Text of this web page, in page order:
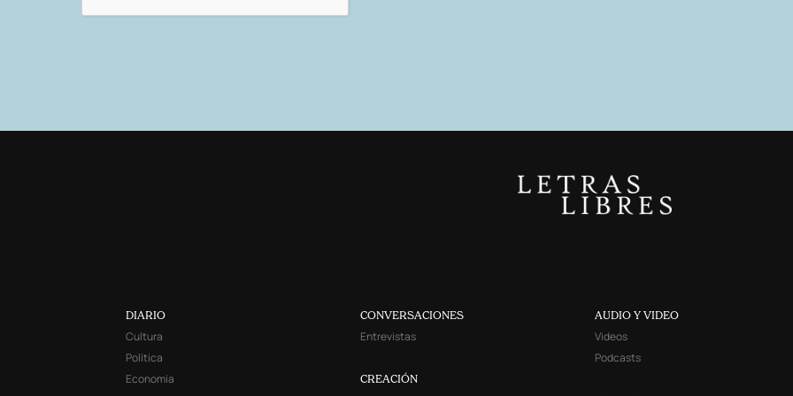
DIARIO
Cultura
Política
Economía
CONVERSACIONES
Entrevistas
CREACIÓN
AUDIO Y VIDEO
Videos
Podcasts